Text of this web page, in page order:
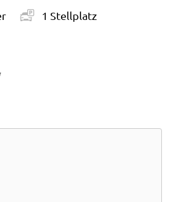
1 Stellplatz